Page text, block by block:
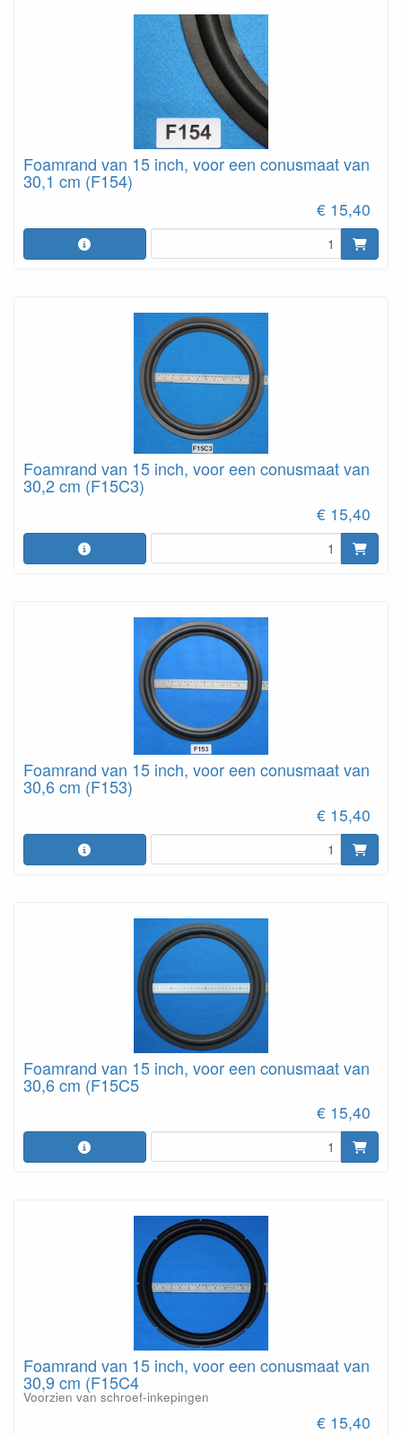
Foamrand van 15 inch, voor een conusmaat van
30,1 cm (F154)
€ 15,40
Foamrand van 15 inch, voor een conusmaat van
30,2 cm (F15C3)
€ 15,40
Foamrand van 15 inch, voor een conusmaat van
30,6 cm (F153)
€ 15,40
Foamrand van 15 inch, voor een conusmaat van
30,6 cm (F15C5
€ 15,40
Foamrand van 15 inch, voor een conusmaat van
30,9 cm (F15C4
Voorzien van schroef-inkepingen
€ 15,40